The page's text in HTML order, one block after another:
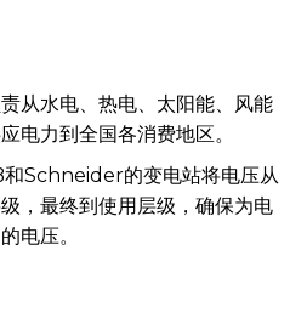
从水电、热电、太阳能、风能
电力到全国各消费地区。
Schneider的变电站将电压从
，最终到使用层级，确保为电
电压。